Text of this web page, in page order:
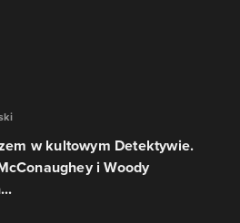
w kultowym Detektywie.
i Woody